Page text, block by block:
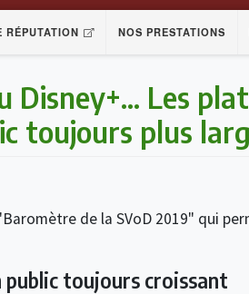
RÉPUTATION NOS PRESTATIONS
Disney+... Les
toujours plus
de la SVoD 2019" qui
public toujours croissant